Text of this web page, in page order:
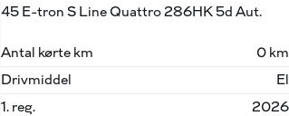
45 E-tron S Line Quattro 286HK 5d Aut.
Antal kørte km
0 km
Drivmiddel
El
1. reg.
2026